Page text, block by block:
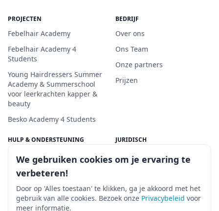
PROJECTEN
Febelhair Academy
Febelhair Academy 4
Students
Young Hairdressers Summer
Academy & Summerschool
voor leerkrachten kapper &
beauty
Besko Academy 4 Students
BEDRIJF
Over ons
Ons Team
Onze partners
Prijzen
HULP & ONDERSTEUNING
Neem contact op
Ondersteuningscentrum
Veelgestelde vragen
JURIDISCH
Claim
Algemene voorwaarden /
Huishoudelijk reglement
We gebruiken cookies om je ervaring te
verbeteren!
Door op 'Alles toestaan' te klikken, ga je akkoord met het
gebruik van alle cookies. Bezoek onze Privacybeleid voor
meer informatie.